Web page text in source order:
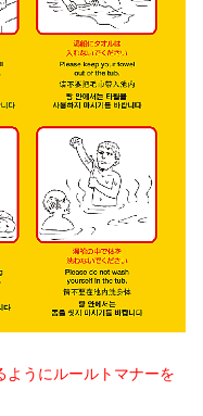
うにルールトマナーを